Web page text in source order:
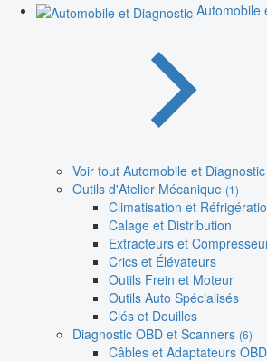
Automobile
Voir tout Automobile et Diagnostic
Outils d'Atelier Mécanique (1)
Climatisation et
Calage et Distribution
Extracteurs et
Crics et Élévateurs
Outils Frein et Moteur
Outils Auto Spécialisés
Clés et Douilles
Diagnostic OBD et Scanners (6)
Câbles et Adaptateurs OBD